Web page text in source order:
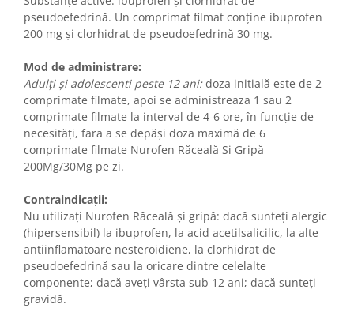
pseudoefedrină. Un comprimat filmat conţine ibuprofen
200 mg şi clorhidrat de pseudoefedrină 30 mg.
Mod de administrare:
Adulți și adolescenti peste 12 ani:doza initială este de 2
comprimate filmate, apoi se administreaza 1 sau 2
comprimate filmate la interval de 4-6 ore, în funcție de
necesități, fara a se depăși doza maximă de 6
comprimate filmate Nurofen Răceală Si Gripă
200Mg/30Mg pe zi.
Contraindicații:
Nu utilizaţi Nurofen Răceală şi gripă: dacă sunteţi alergic
(hipersensibil) la ibuprofen, la acid acetilsalicilic, la alte
antiinflamatoare nesteroidiene, la clorhidrat de
pseudoefedrină sau la oricare dintre celelalte
componente; dacă aveţi vârsta sub 12 ani; dacă sunteţi
gravidă.